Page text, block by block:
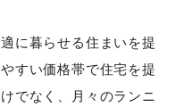
に暮らせる住まいを提
すい価格帯で住宅を提
でなく、月々のランニ